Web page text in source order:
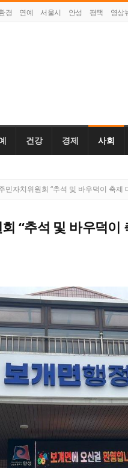
경 연예 서울시 안성 평택 영상
건강 경제 사회
민자치위원회 “추석 및 바우덕이 축제
“추석 및 바우덕이